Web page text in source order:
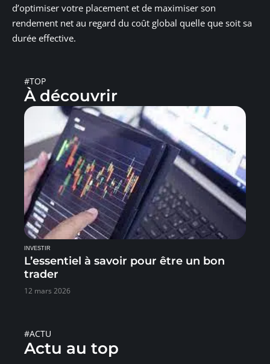
d’optimiser votre placement et de maximiser son
rendement net au regard du coût global quelle que soit sa
durée effective.
#TOP
À découvrir
INVESTIR
L’essentiel à savoir pour être un bon
trader
12 mars 2026
#ACTU
Actu au top